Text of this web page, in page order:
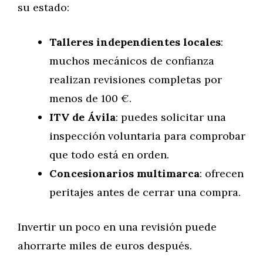
su estado:
Talleres independientes locales:
muchos mecánicos de confianza
realizan revisiones completas por
menos de 100 €.
ITV de Ávila: puedes solicitar una
inspección voluntaria para comprobar
que todo está en orden.
Concesionarios multimarca: ofrecen
peritajes antes de cerrar una compra.
Invertir un poco en una revisión puede
ahorrarte miles de euros después.